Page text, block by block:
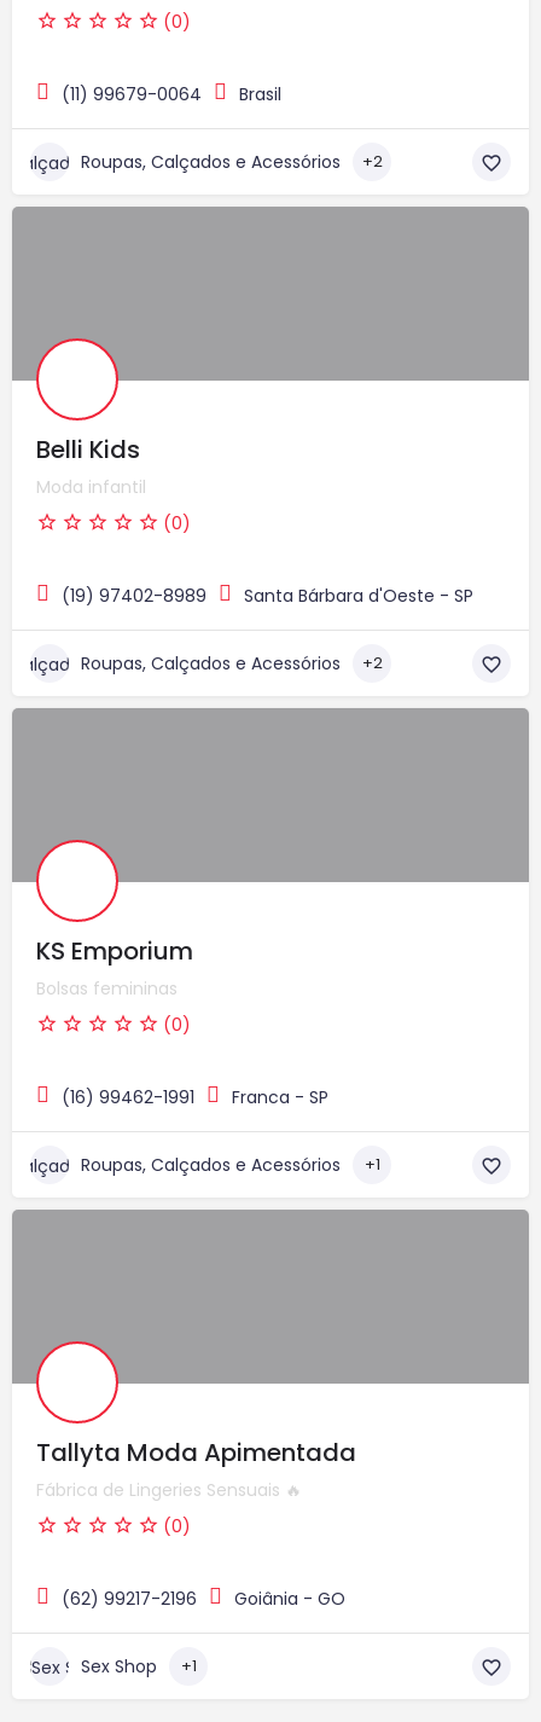
(0)
(11) 99679-0064 Brasil
Roupas, Calçados e Acessórios +2
Belli Kids
Moda infantil
(0)
(19) 97402-8989 Santa Bárbara d'Oeste - SP
Roupas, Calçados e Acessórios +2
KS Emporium
Bolsas femininas
(0)
(16) 99462-1991 Franca - SP
Roupas, Calçados e Acessórios +1
Tallyta Moda Apimentada
Fábrica de Lingeries Sensuais 🔥
(0)
(62) 99217-2196 Goiânia - GO
Sex Shop +1